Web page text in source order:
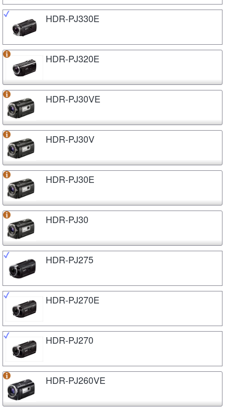
HDR-PJ330E
HDR-PJ320E
HDR-PJ30VE
HDR-PJ30V
HDR-PJ30E
HDR-PJ30
HDR-PJ275
HDR-PJ270E
HDR-PJ270
HDR-PJ260VE